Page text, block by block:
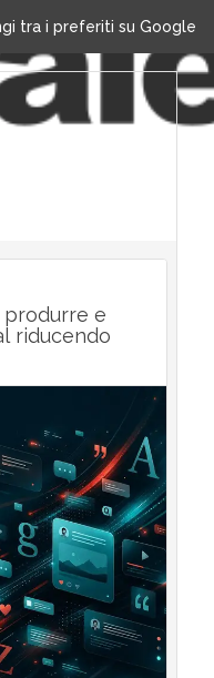
tra i preferiti su Google
e
riducendo